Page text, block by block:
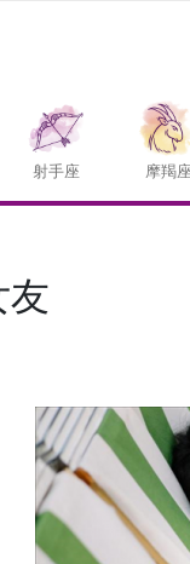
射手座 摩羯